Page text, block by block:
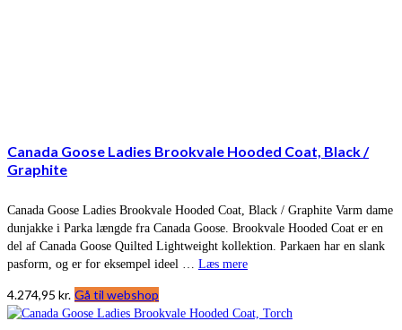
Canada Goose Ladies Brookvale Hooded Coat, Black /
Graphite
Canada Goose Ladies Brookvale Hooded Coat, Black / Graphite Varm dame
dunjakke i Parka længde fra Canada Goose. Brookvale Hooded Coat er en
del af Canada Goose Quilted Lightweight kollektion. Parkaen har en slank
pasform, og er for eksempel ideel … Læs mere
4.274,95 kr. Gå til webshop